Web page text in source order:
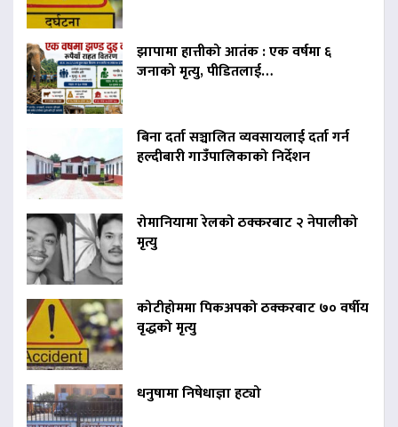
झापामा हात्तीको आतंक : एक वर्षमा ६
जनाको मृत्यु, पीडितलाई…
बिना दर्ता सञ्चालित व्यवसायलाई दर्ता गर्न
हल्दीबारी गाउँपालिकाको निर्देशन
रोमानियामा रेलको ठक्करबाट २ नेपालीको
मृत्यु
कोटीहोममा पिकअपको ठक्करबाट ७० वर्षीय
वृद्धको मृत्यु
धनुषामा निषेधाज्ञा हट्यो